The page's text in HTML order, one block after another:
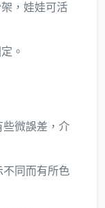
，娃娃可活
。
微誤差，介
同而有所色